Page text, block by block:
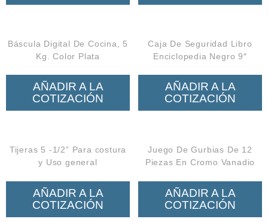
Báscula Digital De Cocina, 5
Kg. Color Plata
AÑADIR A LA
COTIZACIÓN
Caja De Seguridad Libro
Enciclopedia Negro 9″
AÑADIR A LA
COTIZACIÓN
Tijeras 5 -1/2” Para costura
y Uso general
AÑADIR A LA
COTIZACIÓN
Juego De Gurbias De 12
Piezas En Cromo Vanadio
AÑADIR A LA
COTIZACIÓN